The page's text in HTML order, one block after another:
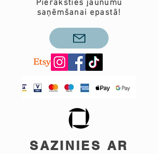
Pieraksties jaunumu
saņēmšanai epastā!
SAZINIES AR